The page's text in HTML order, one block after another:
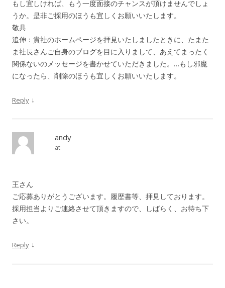
もし宜しければ、もう一度面接のチャンスが頂けませんでしょ
うか。是非ご採用のほうも宜しくお願いいたします。
敬具
追伸：貴社のホームページを拝見いたしましたときに、たまた
ま社長さんご自身のブログを目に入りまして、あえてまったく
関係ないのメッセージを書かせていただきました。…もし邪魔
になったら、削除のほうも宜しくお願いいたします。
Reply ↓
andy
at
王さん
ご応募ありがとうございます。履歴書等、拝見しております。
採用担当よりご連絡させて頂きますので、しばらく、お待ち下
さい。
Reply ↓